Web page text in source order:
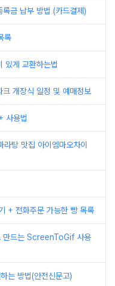
금 납부 방법 (카드결제)
록
있게 교환하는법
개장식 일정 및 예매정보
사용법
탕 맛집 아이엠마오차이
+ 전화주문 가능한 빵 목록
만드는 ScreenToGif 사용
는 방법(안전신문고)